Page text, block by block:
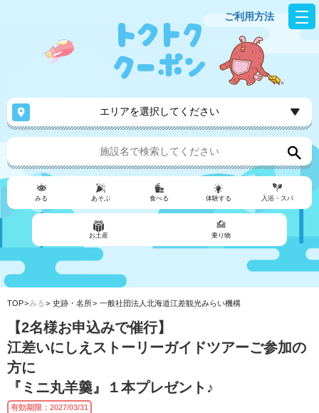
ご利用方法
エリアを選択してください
みる あそぶ 食べる 体験する 入浴・スパ
お土産 乗り物
TOP みる 史跡・名所 一般社団法人北海道江差観光みらい機構
【2名様お申込みで催行】
江差いにしえストーリーガイドツアーご参加の
方に
『ミニ丸羊羹』１本プレゼント♪
有効期限：2027/03/31